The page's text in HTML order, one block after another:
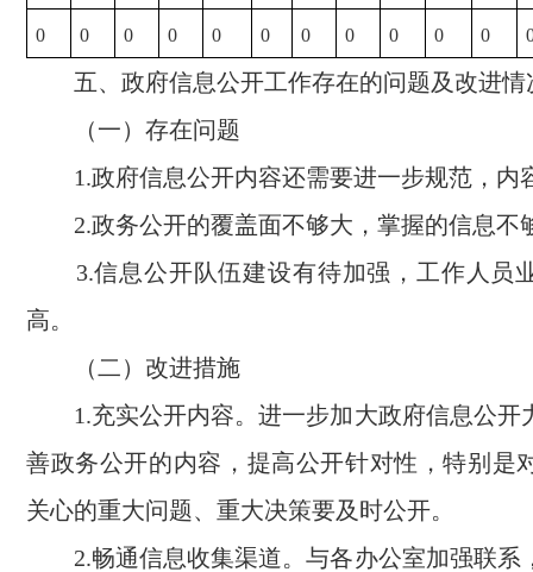
0 0 0 0 0 0 0 0 0 0 0
五、政府信息公开工作存在的问题及改进情
（一）存在问题
1.政府信息公开内容还需要进一步规范，内
2.政务公开的覆盖面不够大，掌握的信息不
3.信息公开队伍建设有待加强，工作人员
高。
（二）改进措施
1.充实公开内容。进一步加大政府信息公开
善政务公开的内容，提高公开针对性，特别是
关心的重大问题、重大决策要及时公开。
2.畅通信息收集渠道。与各办公室加强联系